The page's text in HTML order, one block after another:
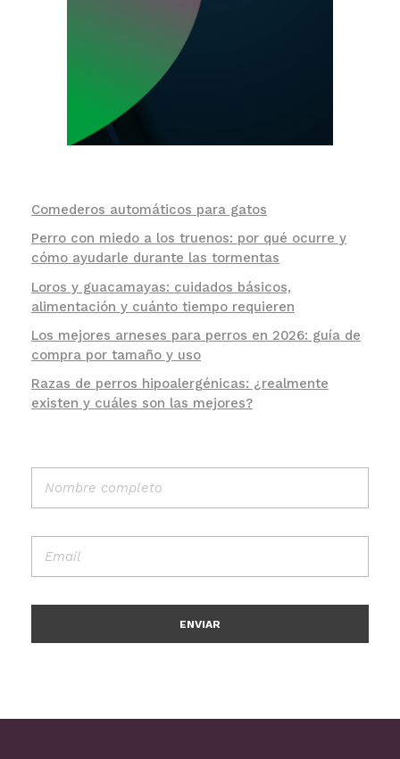
Comederos automáticos para gatos
Perro con miedo a los truenos: por qué ocurre y
cómo ayudarle durante las tormentas
Loros y guacamayas: cuidados básicos,
alimentación y cuánto tiempo requieren
Los mejores arneses para perros en 2026: guía de
compra por tamaño y uso
Razas de perros hipoalergénicas: ¿realmente
existen y cuáles son las mejores?